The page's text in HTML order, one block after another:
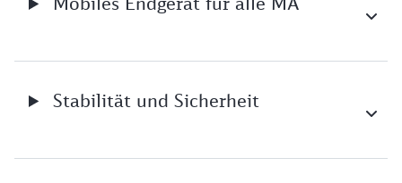
Stabilität und Sicherheit